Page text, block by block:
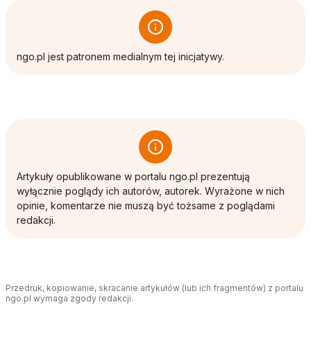
ngo.pl jest patronem medialnym tej inicjatywy.
Artykuły opublikowane w portalu ngo.pl prezentują
wyłącznie poglądy ich autorów, autorek. Wyrażone w nich
opinie, komentarze nie muszą być tożsame z poglądami
redakcji.
Przedruk, kopiowanie, skracanie artykułów (lub ich fragmentów) z portalu
ngo.pl wymaga zgody redakcji.